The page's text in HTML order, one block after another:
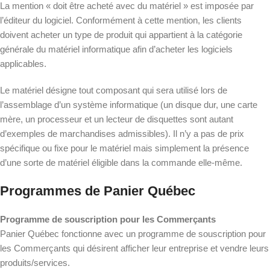
La mention « doit être acheté avec du matériel » est imposée par
l’éditeur du logiciel. Conformément à cette mention, les clients
doivent acheter un type de produit qui appartient à la catégorie
générale du matériel informatique afin d’acheter les logiciels
applicables.
Le matériel désigne tout composant qui sera utilisé lors de
l’assemblage d’un système informatique (un disque dur, une carte
mère, un processeur et un lecteur de disquettes sont autant
d’exemples de marchandises admissibles). Il n’y a pas de prix
spécifique ou fixe pour le matériel mais simplement la présence
d’une sorte de matériel éligible dans la commande elle-même.
Programmes de Panier Québec
Programme de souscription pour les Commerçants
Panier Québec fonctionne avec un programme de souscription pour
les Commerçants qui désirent afficher leur entreprise et vendre leurs
produits/services.